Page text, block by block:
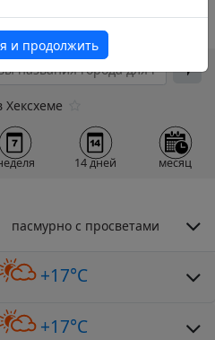
Хексхеме
14 дней месяц
пасмурно с просветами
+17°C
+17°C
и продолжить